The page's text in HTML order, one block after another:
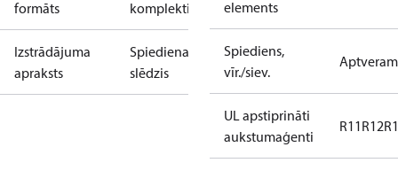
formāts
komplekti
Izstrādājuma
apraksts
Spiediena
slēdzis
elements
Spiediens,
vīr./siev.
UL apstiprināti
aukstumaģenti
R11R12